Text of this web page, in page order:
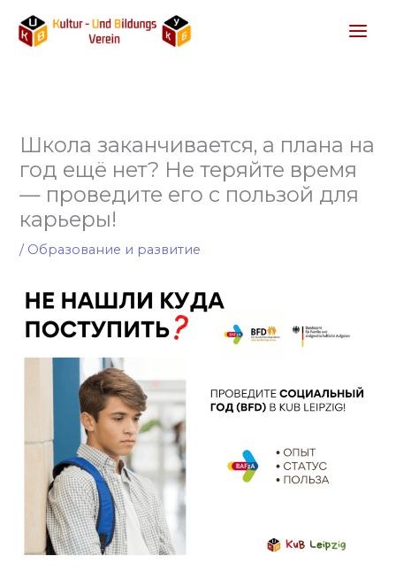
содержимому
Школа заканчивается, а плана на
год ещё нет? Не теряйте время
— проведите его с пользой для
карьеры!
/ Образование и развитие